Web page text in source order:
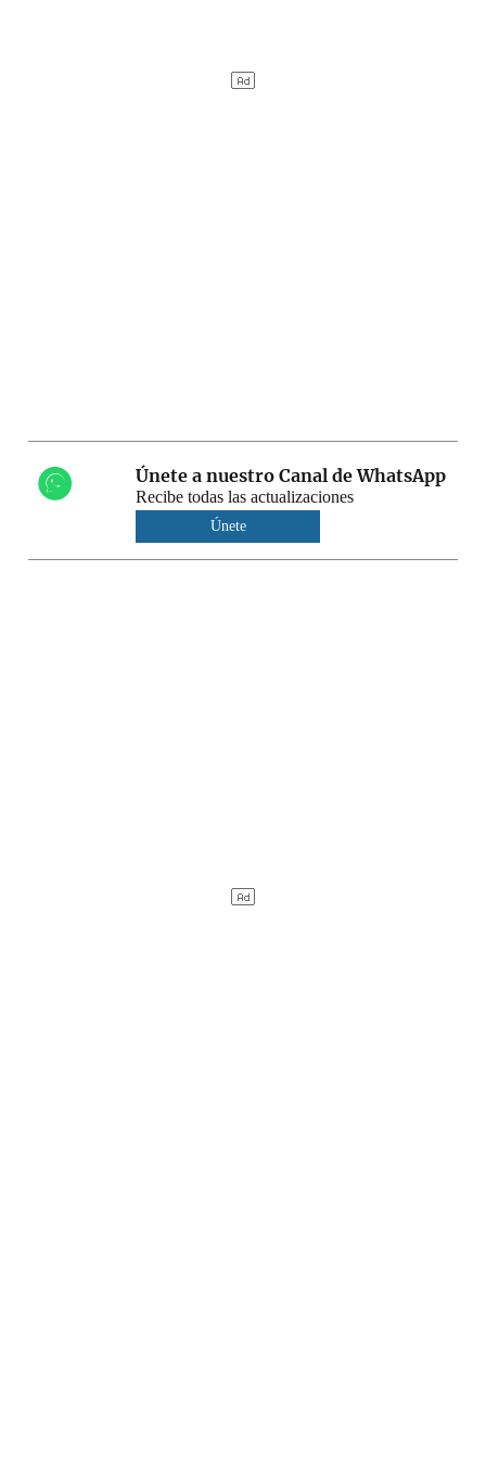
Únete a nuestro Canal de WhatsApp
Recibe todas las actualizaciones
Únete